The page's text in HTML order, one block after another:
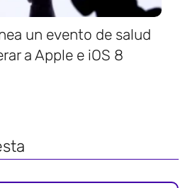
un evento de salud
a Apple e iOS 8